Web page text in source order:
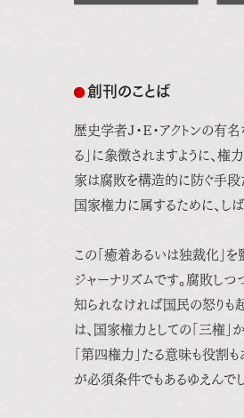
創刊のことば
歴史学者Ｊ・Ｅ・アクトンの
る」に象徴されますように、
家は腐敗を構造的に防ぐ手段
国家権力に属するために、し
この「癒着あるいは独裁化」
ジャーナリズムです。腐敗しつ
知られなければ国民の怒りも
は、国家権力としての「三権
「第四権力」たる意味も役割
が必須条件でもあるゆえんでし